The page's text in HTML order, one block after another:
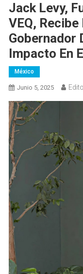
Jack Levy,
VEQ,
Gobernador
Impacto En
México
Junio 5, 2025